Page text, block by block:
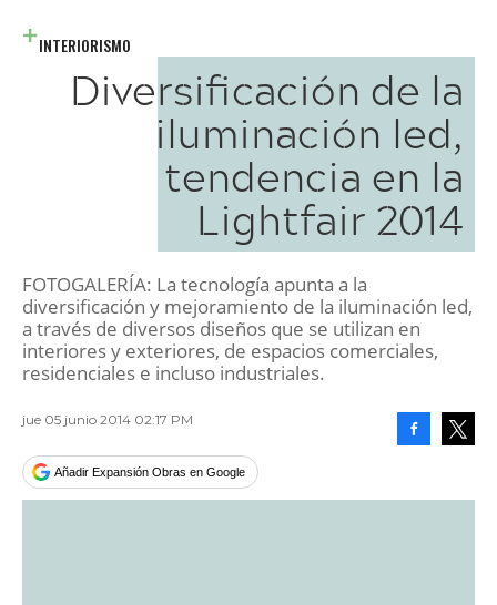
INTERIORISMO
Diversificación de la
iluminación led,
tendencia en la
Lightfair 2014
FOTOGALERÍA: La tecnología apunta a la
diversificación y mejoramiento de la iluminación led,
a través de diversos diseños que se utilizan en
interiores y exteriores, de espacios comerciales,
residenciales e incluso industriales.
jue 05 junio 2014 02:17 PM
Añadir Expansión Obras en Google